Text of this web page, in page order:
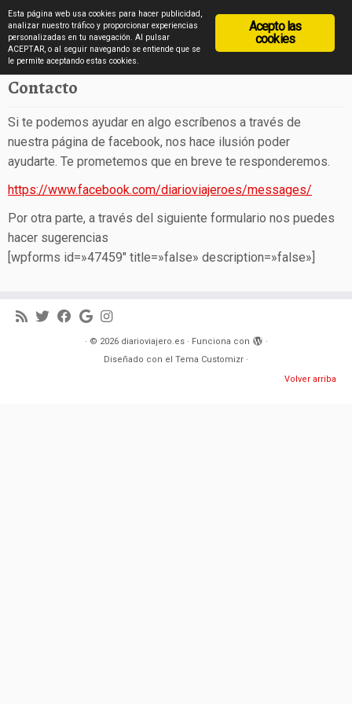
Saltar
al
diarioviajero.es
Inicio » Contacto
Contacto
Si te podemos ayudar en algo escríbenos a través de
nuestra página de facebook, nos hace ilusión poder
ayudarte. Te prometemos que en breve te responderemos.
https://www.facebook.com/diarioviajeroes/messages/
Por otra parte, a través del siguiente formulario nos puedes
hacer sugerencias
[wpforms id=»47459″ title=»false» description=»false»]
· © 2026 diarioviajero.es· Funciona con
·
Diseñado con el Tema Customizr ·
Volver arriba
Acepto las
cookies
Esta página web usa cookies para hacer publicidad,
analizar nuestro tráfico y proporcionar experiencias
personalizadas en tu navegación. Al pulsar
ACEPTAR, o al seguir navegando se entiende que se
le permite aceptando estas cookies.